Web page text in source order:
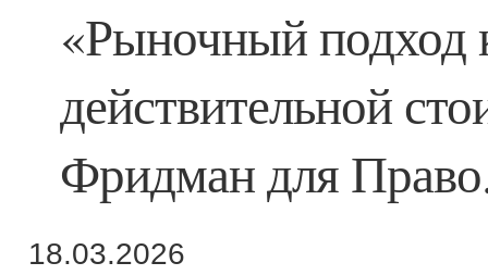
«Рыночный подход
действительной
Фридман для
18.03.2026